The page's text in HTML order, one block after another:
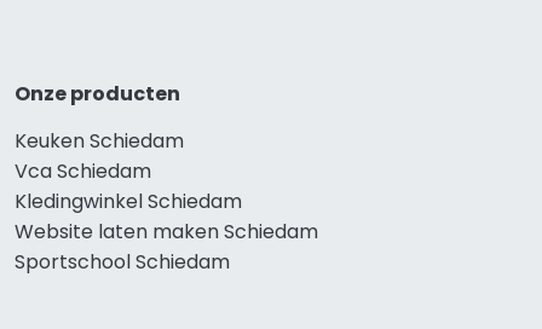
Onze producten
Keuken Schiedam
Vca Schiedam
Kledingwinkel Schiedam
Website laten maken Schiedam
Sportschool Schiedam